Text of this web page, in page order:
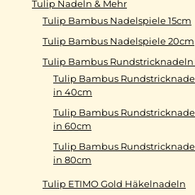
Tulip Nadeln & Mehr
Tulip Bambus Nadelspiele 15cm
Tulip Bambus Nadelspiele 20cm
Tulip Bambus
Tulip Bambus
in 40cm
Tulip Bambus
in 60cm
Tulip Bambus
in 80cm
Tulip ETIMO Gold Häkelnadeln